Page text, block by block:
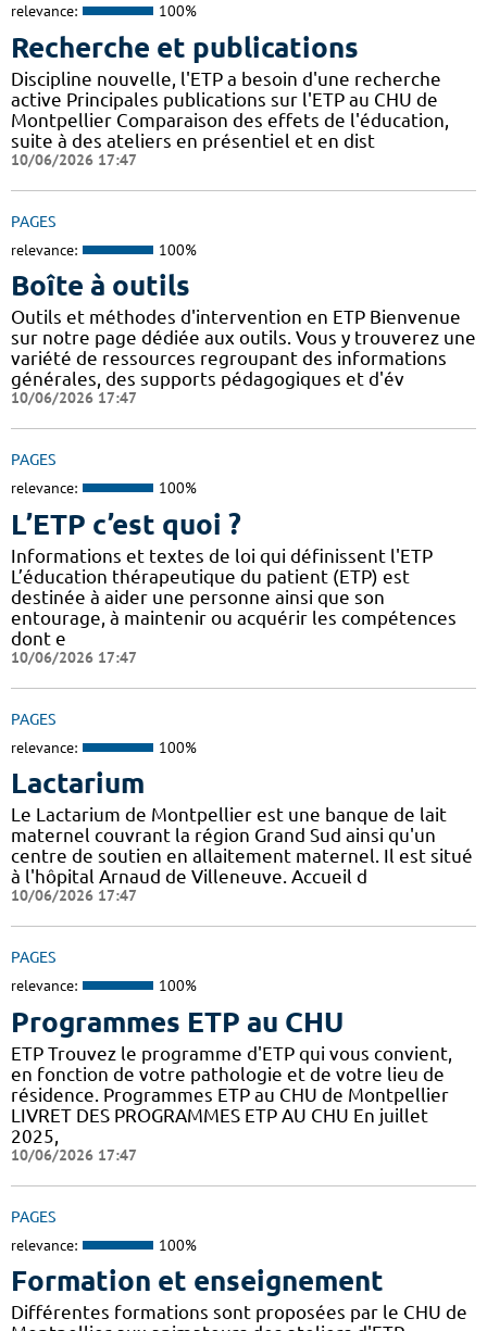
relevance: 100%
Recherche et publications
Discipline nouvelle, l'ETP a besoin d'une recherche
active Principales publications sur l'ETP au CHU de
Montpellier Comparaison des effets de l'éducation,
suite à des ateliers en présentiel et en dist
10/06/2026 17:47
PAGES
relevance: 100%
Boîte à outils
Outils et méthodes d'intervention en ETP Bienvenue
sur notre page dédiée aux outils. Vous y trouverez une
variété de ressources regroupant des informations
générales, des supports pédagogiques et d'év
10/06/2026 17:47
PAGES
relevance: 100%
L’ETP c’est quoi ?
Informations et textes de loi qui définissent l'ETP
L’éducation thérapeutique du patient (ETP) est
destinée à aider une personne ainsi que son
entourage, à maintenir ou acquérir les compétences
dont e
10/06/2026 17:47
PAGES
relevance: 100%
Lactarium
Le Lactarium de Montpellier est une banque de lait
maternel couvrant la région Grand Sud ainsi qu'un
centre de soutien en allaitement maternel. Il est situé
à l'hôpital Arnaud de Villeneuve. Accueil d
10/06/2026 17:47
PAGES
relevance: 100%
Programmes ETP au CHU
ETP Trouvez le programme d'ETP qui vous convient,
en fonction de votre pathologie et de votre lieu de
résidence. Programmes ETP au CHU de Montpellier
LIVRET DES PROGRAMMES ETP AU CHU En juillet
2025,
10/06/2026 17:47
PAGES
relevance: 100%
Formation et enseignement
Différentes formations sont proposées par le CHU de